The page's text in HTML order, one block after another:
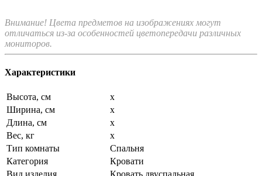
Внимание! Цвета предметов на изображениях могут
отличаться из-за особенностей цветопередачи различных
мониторов.
Характеристики
Высота, см
x
Ширина, см
x
Длина, см
x
Вес, кг
x
Тип комнаты
Спальня
Категория
Кровати